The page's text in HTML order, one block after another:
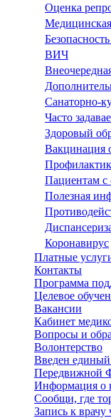
Оценка
ВИЧ
Санаторно-
Часто
Здоровый
Вакцинация
Пациентам с
Полезная
Коронавирус
Платные
Контакты
Программа
Целевое
Вакансии
Кабинет
Вопросы и
Волонтерство
Введен
Передвижной
Информация о
Сообщи, где
Запись к